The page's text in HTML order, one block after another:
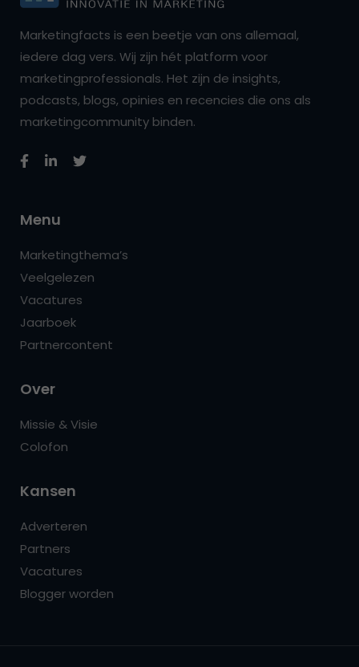
Marketingfacts is een beetje van ons allemaal,
iedere dag vers. Wij zijn hét platform voor
marketingprofessionals. Het zijn de insights,
podcasts, blogs, opinies en recencies die ons als
marketingcommunity binden.
Menu
Marketingthema’s
Veelgelezen
Vacatures
Jaarboek
Partnercontent
Over
Missie & Visie
Colofon
Kansen
Adverteren
Partners
Vacatures
Blogger worden